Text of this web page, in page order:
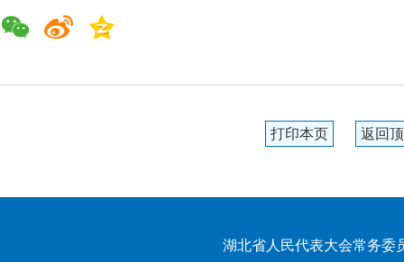
打印本页 返回
湖北省人民代表大会常务委